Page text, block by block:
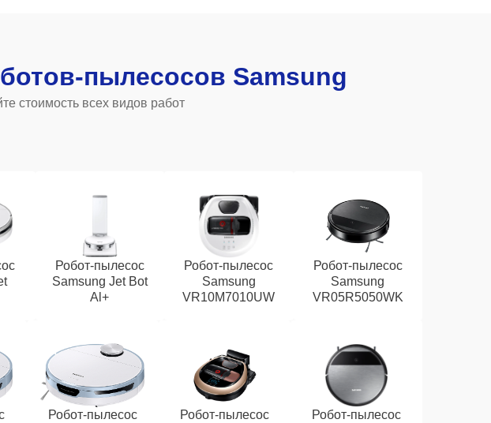
пылесосов Samsung
стоимость всех видов работ
Робот-пылесос
Samsung Jet Bot
Al+
Робот-пылесос
Samsung
VR10M7010UW
Робот-пылесос
Samsung
VR05R5050WK
Робот-пылесос
Робот-пылесос
Робот-пылесос